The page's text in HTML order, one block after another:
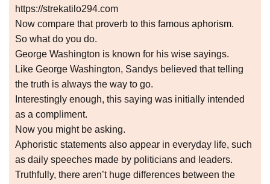
https://strekatilo294.com
Now compare that proverb to this famous aphorism.
So what do you do.
George Washington is known for his wise sayings.
Like George Washington, Sandys believed that telling
the truth is always the way to go.
Interestingly enough, this saying was initially intended
as a compliment.
Now you might be asking.
Aphoristic statements also appear in everyday life, such
as daily speeches made by politicians and leaders.
Truthfully, there aren’t huge differences between the